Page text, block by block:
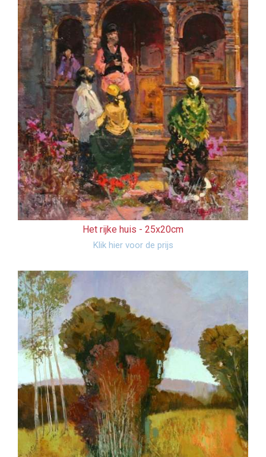
Het rijke huis - 25x20cm
Klik hier voor de prijs